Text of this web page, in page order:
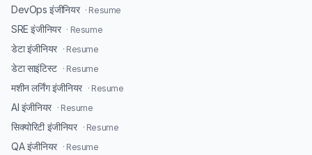
DevOps इंजीनियर · Resume
SRE इंजीनियर · Resume
डेटा इंजीनियर · Resume
डेटा साइंटिस्ट · Resume
मशीन लर्निंग इंजीनियर · Resume
AI इंजीनियर · Resume
सिक्योरिटी इंजीनियर · Resume
QA इंजीनियर · Resume